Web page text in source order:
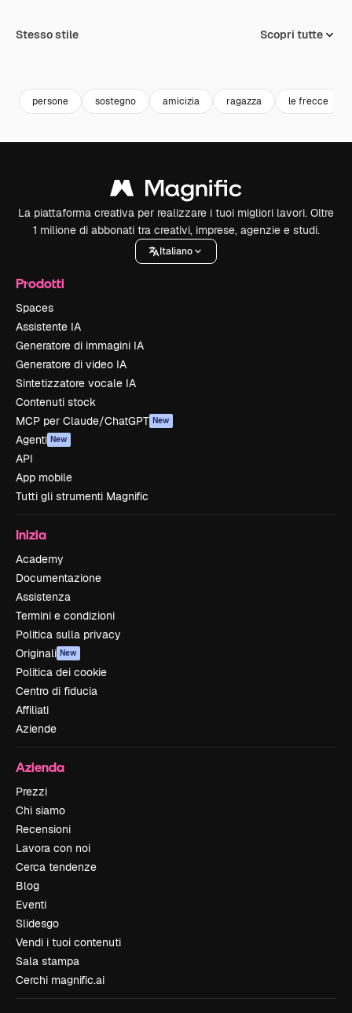
Stesso stile Scopri tutte
persone sostegno amicizia ragazza le frecce
La piattaforma creativa per realizzare i tuoi migliori lavori. Oltre
1 milione di abbonati tra creativi, imprese, agenzie e studi.
Italiano
Prodotti
Spaces
Assistente IA
Generatore di immagini IA
Generatore di video IA
Sintetizzatore vocale IA
Contenuti stock
MCP per Claude/ChatGPT New
Agenti New
API
App mobile
Tutti gli strumenti Magnific
Inizia
Academy
Documentazione
Assistenza
Termini e condizioni
Politica sulla privacy
Originali New
Politica dei cookie
Centro di fiducia
Affiliati
Aziende
Azienda
Prezzi
Chi siamo
Recensioni
Lavora con noi
Cerca tendenze
Blog
Eventi
Slidesgo
Vendi i tuoi contenuti
Sala stampa
Cerchi magnific.ai